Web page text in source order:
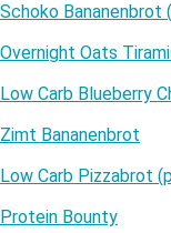
Schoko Bananenbrot
Overnight Oats
Low Carb Blueberry
Zimt Bananenbrot
Low Carb Pizzabrot
Protein Bounty